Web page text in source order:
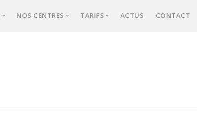
NOS CENTRES TARIFS ACTUS CONTACT